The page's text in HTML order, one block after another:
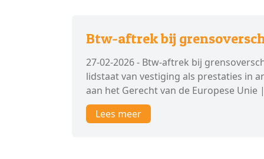
Btw-aftrek bij
27-02-2026 - Btw-aftrek bij
lidstaat van vestiging als prestaties in
aan het Gerecht van de Europese Unie
Lees meer